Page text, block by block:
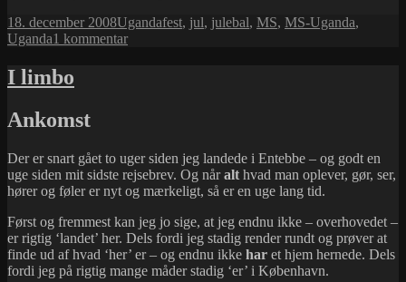
Udgivet
i
18. december 2008Kategorier
UgandaTags
fest, jul, julebal, MS, MS-Uganda,
Uganda1 kommentartil
I limbo
Ankomst
Der er snart gået to uger siden jeg landede i Entebbe – og godt en
uge siden mit sidste rejsebrev. Og nåralt hvad man oplever, gør, ser,
hører og føler er nyt og mærkeligt, så er en uge lang tid.
Først og fremmest kan jeg jo sige, at jeg endnu ikke – overhovedet –
er rigtig ‘landet’ her. Dels fordi jeg stadig render rundt og prøver at
finde ud af hvad ‘her’ er – og endnu ikke har et hjem hernede. Dels
fordi jeg på rigtig mange måder stadig ‘er’ i København.